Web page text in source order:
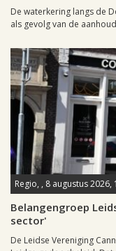
De waterkering langs de
als gevolg van de
Regio, , 8 augustus 2026,
Belangengroep
sector'
De Leidse Vereniging